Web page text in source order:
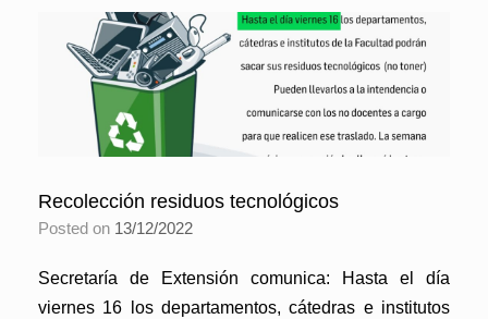
Recolección residuos tecnológicos
Posted on 13/12/2022
Secretaría de Extensión comunica: Hasta el día
viernes 16 los departamentos, cátedras e institutos